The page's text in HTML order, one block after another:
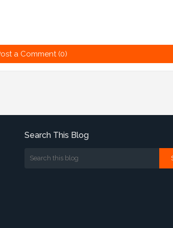
a Comment (0)
Search This Blog